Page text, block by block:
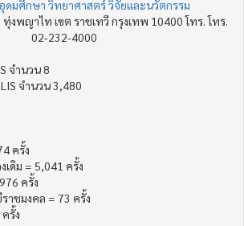
ดมศึกษา วิทยาศาสตร์ วิจัยและนวัตกรรม
งพญาไท เขต ราชเทวี กรุงเทพ 10400 โทร. โทร.
02-232-4000
จำนวน 8
จำนวน 3,480
ครั้ง
ดิม = 5,041 ครั้ง
ครั้ง
าชมงคล = 73 ครั้ง
รั้ง